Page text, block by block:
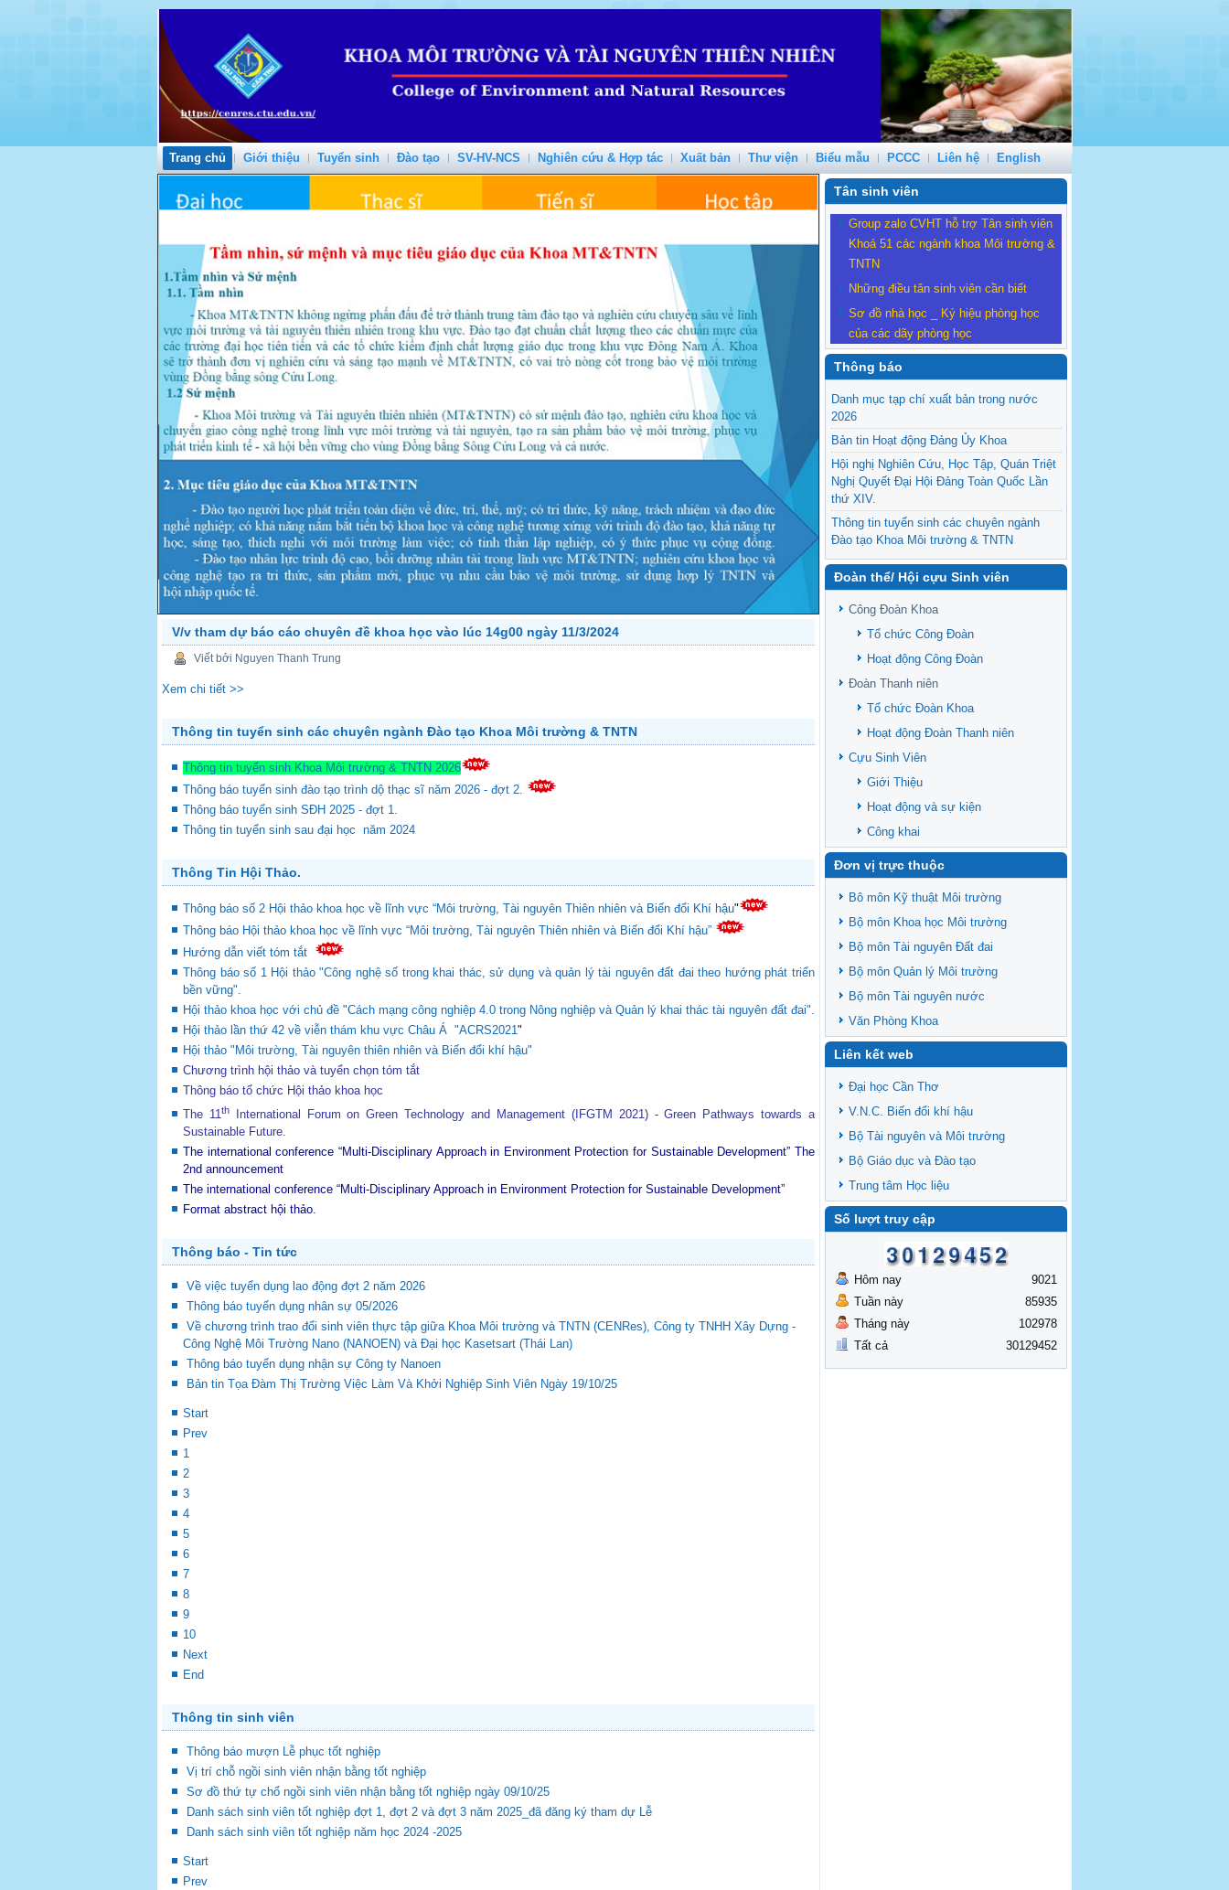
Trang chủ Giới thiệu Tuyển sinh Đào tạo SV-HV-NCS Nghiên cứu & Hợp tác Xuất bản Thư viện Biểu mẫu PCCC Liên hệ English
NEXT
V/v tham dự báo cáo chuyên đề khoa học vào lúc 14g00 ngày 11/3/2024
Viết bởi Nguyen Thanh Trung
Xem chi tiết >>
Thông tin tuyển sinh các chuyên ngành Đào tạo Khoa Môi trường & TNTN
Thông tin tuyển sinh Khoa Môi trường & TNTN 2026
Thông báo tuyển sinh đào tạo trình dộ thạc sĩ năm 2026 - đợt 2.
Thông báo tuyển sinh SĐH 2025 - đợt 1.
Thông tin tuyển sinh sau đại học năm 2024
Thông Tin Hội Thảo.
Thông báo số 2 Hội thảo khoa học về lĩnh vực “Môi trường, Tài nguyên Thiên nhiên và Biến đổi Khí hậu"
Thông báo Hội thảo khoa học về lĩnh vực “Môi trường, Tài nguyên Thiên nhiên và Biến đổi Khí hậu”
Hướng dẫn viết tóm tắt
Thông báo số 1 Hội thảo "Công nghệ số trong khai thác, sử dụng và quản lý tài nguyên đất đai theo hướng phát triển
bền vững".
Hội thảo khoa học với chủ đề "Cách mạng công nghiệp 4.0 trong Nông nghiệp và Quản lý khai thác tài nguyên đất đai".
Hội thảo lần thứ 42 về viễn thám khu vực Châu Á "ACRS2021"
Hội thảo "Môi trường, Tài nguyên thiên nhiên và Biến đổi khí hậu"
Chương trình hội thảo và tuyển chọn tóm tắt
Thông báo tổ chức Hội thảo khoa học
The 11thInternational Forum on Green Technology and Management (IFGTM 2021) - Green Pathways towards a
Sustainable Future.
The international conference “Multi-Disciplinary Approach in Environment Protection for Sustainable Development” The
2nd announcement
The international conference “Multi-Disciplinary Approach in Environment Protection for Sustainable Development”
Format abstract hội thảo.
Thông báo - Tin tức
Về việc tuyển dụng lao động đợt 2 năm 2026
Thông báo tuyển dụng nhân sự 05/2026
Về chương trình trao đổi sinh viên thực tập giữa Khoa Môi trường và TNTN (CENRes), Công ty TNHH Xây Dựng -
Công Nghệ Môi Trường Nano (NANOEN) và Đại học Kasetsart (Thái Lan)
Thông báo tuyển dụng nhận sự Công ty Nanoen
Bản tin Tọa Đàm Thị Trường Việc Làm Và Khởi Nghiệp Sinh Viên Ngày 19/10/25
Start
Prev
1
2
3
4
5
6
7
8
9
10
Next
End
Thông tin sinh viên
Thông báo mượn Lễ phục tốt nghiệp
Vị trí chỗ ngồi sinh viên nhận bằng tốt nghiệp
Sơ đồ thứ tự chổ ngồi sinh viên nhận bằng tốt nghiệp ngày 09/10/25
Danh sách sinh viên tốt nghiệp đợt 1, đợt 2 và đợt 3 năm 2025_đã đăng ký tham dự Lễ
Danh sách sinh viên tốt nghiệp năm học 2024 -2025
Start
Prev
Tân sinh viên
Group zalo CVHT hỗ trợ Tân sinh viên
Khoá 51 các ngành khoa Môi trường &
TNTN
Những điều tân sinh viên cần biết
Sơ đồ nhà học _ Ký hiệu phòng học
của các dãy phòng học
Thông báo
Danh mục tạp chí xuất bản trong nước
2026
Bản tin Hoạt động Đảng Ủy Khoa
Hội nghị Nghiên Cứu, Học Tập, Quán Triệt
Nghị Quyết Đại Hội Đảng Toàn Quốc Lần
thứ XIV.
Thông tin tuyển sinh các chuyên ngành
Đào tạo Khoa Môi trường & TNTN
Feasibility evaluation of using cattle
manure for biogas production: A case study
Vietnamese Mekong Delta
Sediment properties in flood-based farming
systems in the Vietnamese upstream
Văn bản - Quy định
Ban chấp hành Đảng bộ khoa
Đoàn thể/ Hội cựu Sinh viên
Công Đoàn Khoa
Tổ chức Công Đoàn
Hoạt động Công Đoàn
Đoàn Thanh niên
Tổ chức Đoàn Khoa
Hoạt động Đoàn Thanh niên
Cựu Sinh Viên
Giới Thiệu
Hoạt động và sự kiện
Công khai
Đơn vị trực thuộc
Bô môn Kỹ thuật Môi trường
Bộ môn Khoa học Môi trường
Bộ môn Tài nguyên Đất đai
Bộ môn Quản lý Môi trường
Bộ môn Tài nguyên nước
Văn Phòng Khoa
Liên kết web
Đại học Cần Thơ
V.N.C. Biến đổi khí hậu
Bộ Tài nguyên và Môi trường
Bộ Giáo dục và Đào tạo
Trung tâm Học liệu
Số lượt truy cập
Hôm nay
Tuần này
Tháng này
Tất cả
9021
85935
102978
30129452